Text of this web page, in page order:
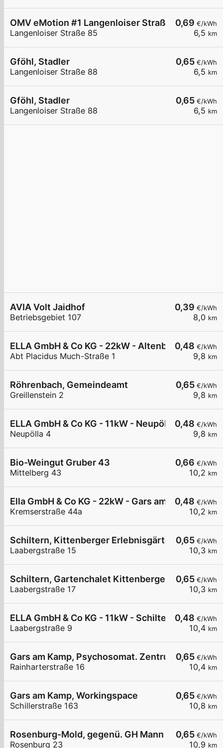
0,69 €/kWh
6,5 km
OMV eMotion #1 Langenloiser Straße 85 Gföhl
Langenloiser Straße 85
0,65 €/kWh
6,5 km
Gföhl, Stadler
Langenloiser Straße 88
0,65 €/kWh
6,5 km
Gföhl, Stadler
Langenloiser Straße 88
0,39 €/kWh
8,0 km
AVIA Volt Jaidhof
Betriebsgebiet 107
0,48 €/kWh
9,8 km
ELLA GmbH & Co KG - 22kW - Altenburg -
Abt Placidus Much-Straße 1
0,65 €/kWh
9,8 km
Röhrenbach, Gemeindeamt
Greillenstein 2
0,48 €/kWh
9,8 km
ELLA GmbH & Co KG - 11kW - Neupölla
Neupölla 4
0,66 €/kWh
10,2 km
Bio-Weingut Gruber 43
Mittelberg 43
0,48 €/kWh
10,2 km
Ella GmbH & Co KG - 22kW - Gars am Kamp -
Kremserstraße 44a
0,65 €/kWh
10,3 km
Schiltern, Kittenberger Erlebnisgärten
Laabergstraße 15
0,65 €/kWh
10,3 km
Schiltern, Gartenchalet Kittenberger
Laabergstraße 17
0,48 €/kWh
10,4 km
ELLA GmbH & Co KG - 11kW - Schiltern -
Laabergstraße 9
0,65 €/kWh
10,4 km
Gars am Kamp, Psychosomat. Zentrum
Rainharterstraße 16
0,65 €/kWh
10,8 km
Gars am Kamp, Workingspace
Schillerstraße 163
0,65 €/kWh
10,9 km
Rosenburg-Mold, gegenü. GH Mann
Rosenburg 23